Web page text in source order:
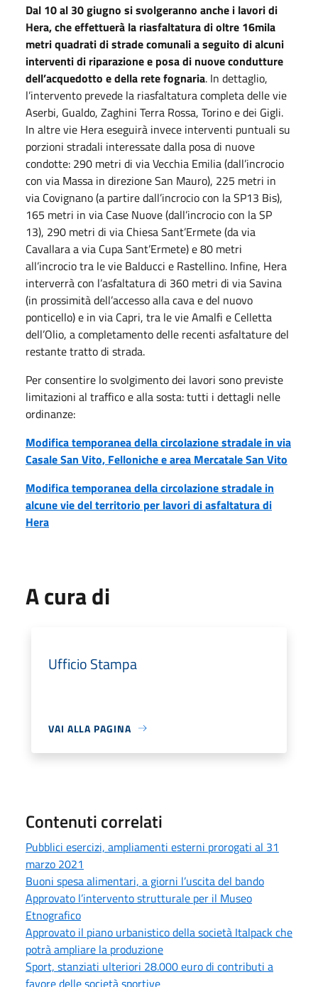
Dal 10 al 30 giugno si svolgeranno anche i lavori di
Hera, che effettuerà la riasfaltatura di oltre 16mila
metri quadrati di strade comunali a seguito di alcuni
interventi di riparazione e posa di nuove condutture
dell’acquedotto e della rete fognaria. In dettaglio,
l’intervento prevede la riasfaltatura completa delle vie
Aserbi, Gualdo, Zaghini Terra Rossa, Torino e dei Gigli.
In altre vie Hera eseguirà invece interventi puntuali su
porzioni stradali interessate dalla posa di nuove
condotte: 290 metri di via Vecchia Emilia (dall’incrocio
con via Massa in direzione San Mauro), 225 metri in
via Covignano (a partire dall’incrocio con la SP13 Bis),
165 metri in via Case Nuove (dall’incrocio con la SP
13), 290 metri di via Chiesa Sant’Ermete (da via
Cavallara a via Cupa Sant’Ermete) e 80 metri
all’incrocio tra le vie Balducci e Rastellino. Infine, Hera
interverrà con l’asfaltatura di 360 metri di via Savina
(in prossimità dell’accesso alla cava e del nuovo
ponticello) e in via Capri, tra le vie Amalfi e Celletta
dell’Olio, a completamento delle recenti asfaltature del
restante tratto di strada.
Per consentire lo svolgimento dei lavori sono previste
limitazioni al traffico e alla sosta: tutti i dettagli nelle
ordinanze:
Modifica temporanea della circolazione stradale in via
Casale San Vito, Felloniche e area Mercatale San Vito
Modifica temporanea della circolazione stradale in
alcune vie del territorio per lavori di asfaltatura di
Hera
A cura di
Ufficio Stampa
VAI ALLA PAGINA
Contenuti correlati
Pubblici esercizi, ampliamenti esterni prorogati al 31
marzo 2021
Buoni spesa alimentari, a giorni l’uscita del bando
Approvato l’intervento strutturale per il Museo
Etnografico
Approvato il piano urbanistico della società Italpack che
potrà ampliare la produzione
Sport, stanziati ulteriori 28.000 euro di contributi a
favore delle società sportive